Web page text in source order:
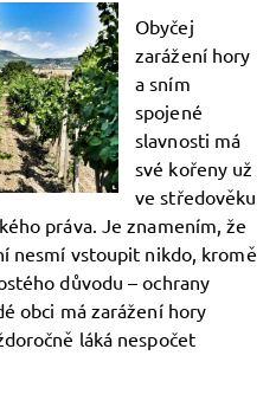
Obyčej
zarážení hory
a sním
spojené
slavnosti má
své kořeny už
ve středověku
práva. Je znamením, že
nesmí vstoupit nikdo, kromě
důvodu – ochrany
obci má zarážení hory
láká nespočet